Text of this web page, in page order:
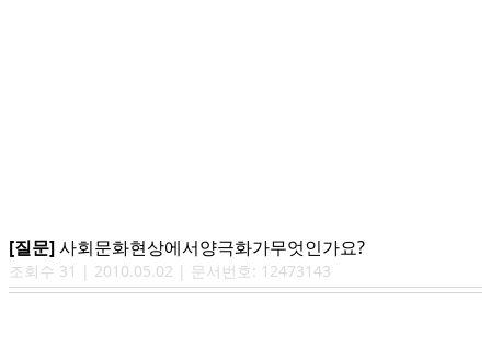
[질문]사회문화현상에서양극화가무엇인가요?
조회수 31 | 2010.05.02 | 문서번호: 12473143